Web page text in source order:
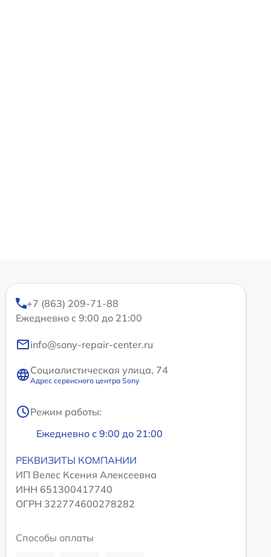
+7 (863) 209-71-88
Ежедневно с 9:00 до 21:00
info@sony-repair-center.ru
Социалистическая улица, 74
Адрес сервисного центра Sony
Режим работы:
Ежедневно с 9:00 до 21:00
РЕКВИЗИТЫ КОМПАНИИ
ИП Велес Ксения Алексеевна
ИНН 651300417740
ОГРН 322774600278282
Способы оплаты